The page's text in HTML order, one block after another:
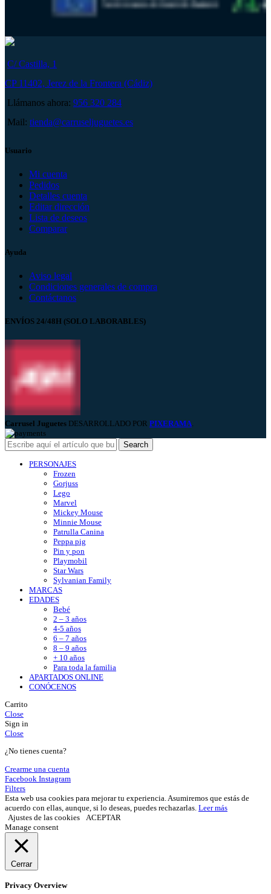
C/ Castilla, 1
CP 11402, Jerez de la Frontera (Cádiz)
Llámanos ahora: 956 320 284
Mail: tienda@carruseljuguetes.es
Usuario
Mi cuenta
Pedidos
Detalles cuenta
Editar dirección
Lista de deseos
Comparar
Ayuda
Aviso legal
Condiciones generales de compra
Contáctanos
ENVÍOS 24/48H (SOLO LABORABLES)
Carrusel Juguetes DESARROLLADO POR PIXERAMA.
Search
PERSONAJES
Frozen
Gorjuss
Lego
Marvel
Mickey Mouse
Minnie Mouse
Patrulla Canina
Peppa pig
Pin y pon
Playmobil
Star Wars
Sylvanian Family
MARCAS
EDADES
Bebé
2 – 3 años
4-5 años
6 – 7 años
8 – 9 años
+ 10 años
Para toda la familia
APARTADOS ONLINE
CONÓCENOS
Carrito
Close
Sign in
Close
¿No tienes cuenta?
Crearme una cuenta
Facebook Instagram
Filters
Esta web usa cookies para mejorar tu experiencia. Asumiremos que estás de
acuerdo con ellas, aunque, si lo deseas, puedes rechazarlas. Leer más
Ajustes de las cookies
ACEPTAR
Manage consent
Cerrar
Privacy Overview